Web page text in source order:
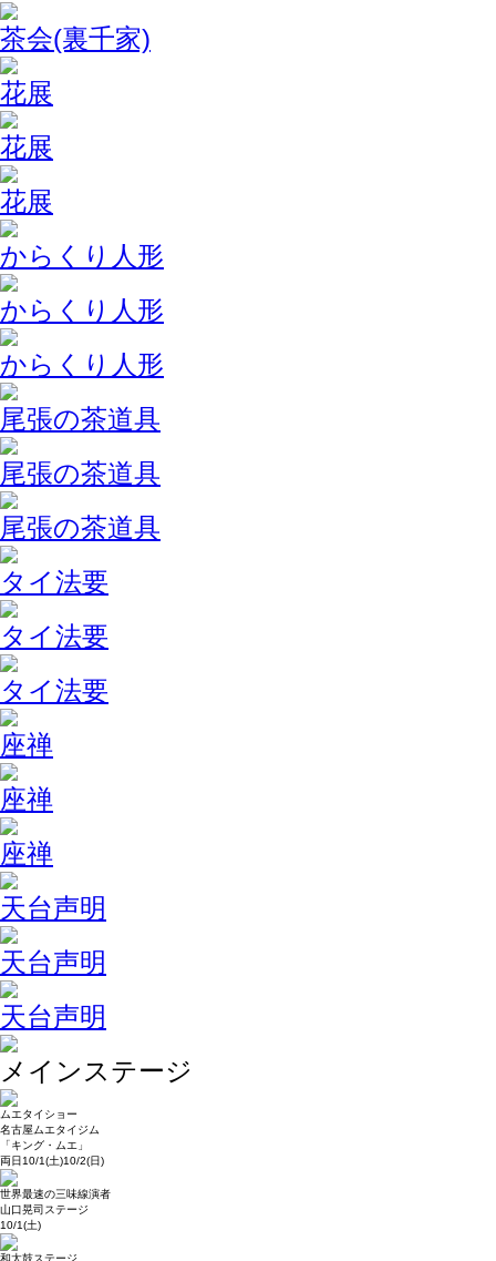
茶会(裏千家)
花展
花展
花展
からくり人形
からくり人形
からくり人形
尾張の茶道具
尾張の茶道具
尾張の茶道具
タイ法要
タイ法要
タイ法要
座禅
座禅
座禅
天台声明
天台声明
天台声明
メインステージ
ムエタイショー
名古屋ムエタイジム
「キング・ムエ」
両日10/1(土)10/2(日)
世界最速の三味線演者
山口晃司ステージ
10/1(土)
和太鼓ステージ